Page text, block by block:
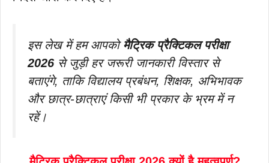
इस लेख में हम आपकोमैट्रिक प्रैक्टिकल परीक्षा
2026 से जुड़ी हर जरूरी जानकारी विस्तार से
बताएंगे, ताकि विद्यालय प्रबंधन, शिक्षक, अभिभावक
और छात्र-छात्राएं किसी भी प्रकार के भ्रम में न
रहें।